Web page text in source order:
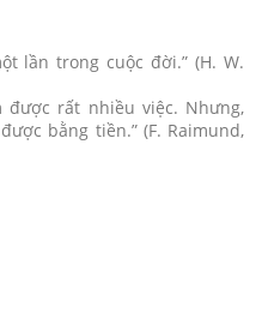
lần trong cuộc đời.” (H. W.
rất nhiều việc. Nhưng,
bằng tiền.” (F. Raimund,